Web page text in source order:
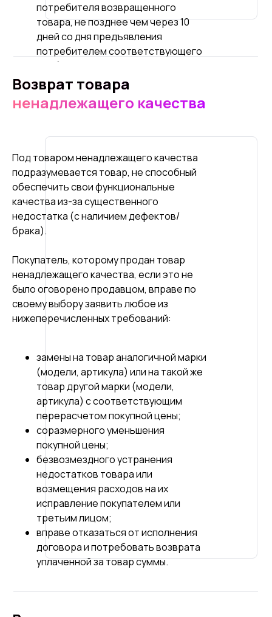
потребителя возвращенного
товара, не позднее чем через 10
дней со дня предъявления
потребителем соответствующего
требования.
Возврат товара
ненадлежащего качества
Под товаром ненадлежащего качества
подразумевается товар, не способный
обеспечить свои функциональные
качества из-за существенного
недостатка (с наличием дефектов/
брака).
Покупатель, которому продан товар
ненадлежащего качества, если это не
было оговорено продавцом, вправе по
своему выбору заявить любое из
нижеперечисленных требований:
замены на товар аналогичной марки
(модели, артикула) или на такой же
товар другой марки (модели,
артикула) с соответствующим
перерасчетом покупной цены;
соразмерного уменьшения
покупной цены;
безвозмездного устранения
недостатков товара или
возмещения расходов на их
исправление покупателем или
третьим лицом;
вправе отказаться от исполнения
договора и потребовать возврата
уплаченной за товар суммы.